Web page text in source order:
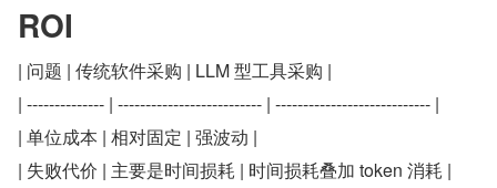
ROI
| 问题 | 传统软件采购 | LLM 型工具采购 |
| -------------- | -------------------------- | ---------------------------- |
| 单位成本 | 相对固定 | 强波动 |
| 失败代价 | 主要是时间损耗 | 时间损耗叠加 token 消耗 |